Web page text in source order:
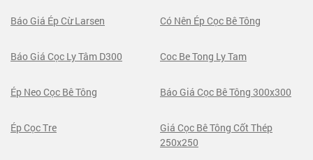
Báo Giá Ép Cừ Larsen Có Nên Ép Cọc Bê Tông
Báo Giá Cọc Ly Tâm D300 Coc Be Tong Ly Tam
Ép Neo Cọc Bê Tông Báo Giá Cọc Bê Tông 300x300
Ép Cọc Tre
Giá Cọc Bê Tông Cốt Thép
250x250